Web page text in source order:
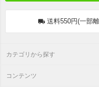
送料550円(一部
カテゴリから探す
コンテンツ